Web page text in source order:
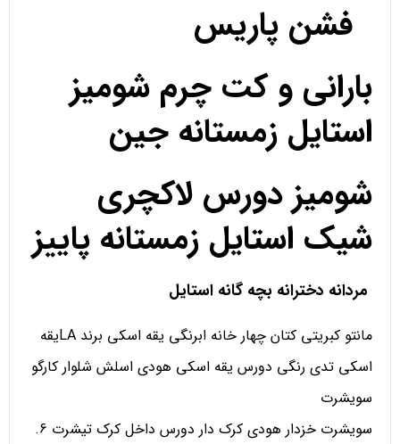
فشن پاریس
بارانی و کت چرم شومیز
استایل زمستانه جین
شومیز دورس لاکچری
شیک استایل زمستانه پاییز
مردانه دخترانه بچه گانه استایل
مانتو کبریتی کتان چهار خانه ابرنگی یقه اسکی برند LAیقه
اسکی تدی رنگی دورس یقه اسکی هودی اسلش شلوار کارگو
سویشرت
سویشرت خزدار هودی کرک دار دورس داخل کرک تیشرت 6.